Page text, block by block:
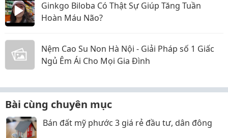
Ginkgo Biloba Có Thật Sự Giúp Tăng Tuần
Hoàn Máu Não?
Nệm Cao Su Non Hà Nội - Giải Pháp số 1 Giấc
Ngủ Êm Ái Cho Mọi Gia Đình
Bài cùng chuyên mục
Bán đất mỹ phước 3 giá rẻ đầu tư, dân đông